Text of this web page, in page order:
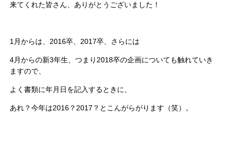
来てくれた皆さん、ありがとうございました！
1月からは、2016卒、2017卒、さらには
4月からの新3年生、つまり2018卒の企画についても触れていき
ますので、
よく書類に年月日を記入するときに、
あれ？今年は2016？2017？とこんがらがります（笑）。